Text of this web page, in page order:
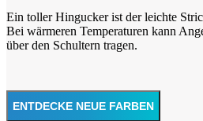
Ein toller Hingucker ist der leichte
Bei wärmeren Temperaturen kann
über den Schultern tragen.
ENTDECKE NEUE FARBEN